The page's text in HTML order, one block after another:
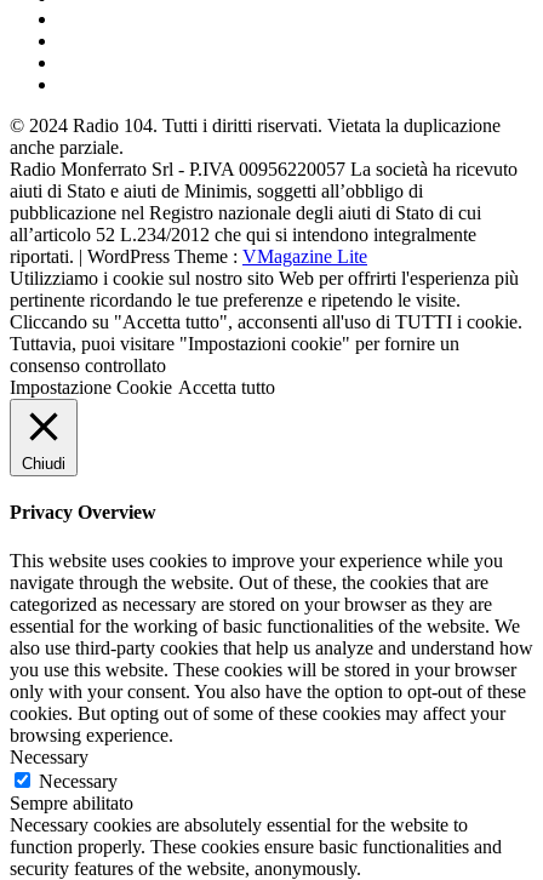
© 2024 Radio 104. Tutti i diritti riservati. Vietata la duplicazione
anche parziale.
Radio Monferrato Srl - P.IVA 00956220057 La società ha ricevuto
aiuti di Stato e aiuti de Minimis, soggetti all’obbligo di
pubblicazione nel Registro nazionale degli aiuti di Stato di cui
all’articolo 52 L.234/2012 che qui si intendono integralmente
riportati. | WordPress Theme : VMagazine Lite
Utilizziamo i cookie sul nostro sito Web per offrirti l'esperienza più
pertinente ricordando le tue preferenze e ripetendo le visite.
Cliccando su "Accetta tutto", acconsenti all'uso di TUTTI i cookie.
Tuttavia, puoi visitare "Impostazioni cookie" per fornire un
consenso controllato
Impostazione Cookie Accetta tutto
Chiudi
Privacy Overview
This website uses cookies to improve your experience while you
navigate through the website. Out of these, the cookies that are
categorized as necessary are stored on your browser as they are
essential for the working of basic functionalities of the website. We
also use third-party cookies that help us analyze and understand how
you use this website. These cookies will be stored in your browser
only with your consent. You also have the option to opt-out of these
cookies. But opting out of some of these cookies may affect your
browsing experience.
Necessary
Necessary
Sempre abilitato
Necessary cookies are absolutely essential for the website to
function properly. These cookies ensure basic functionalities and
security features of the website, anonymously.